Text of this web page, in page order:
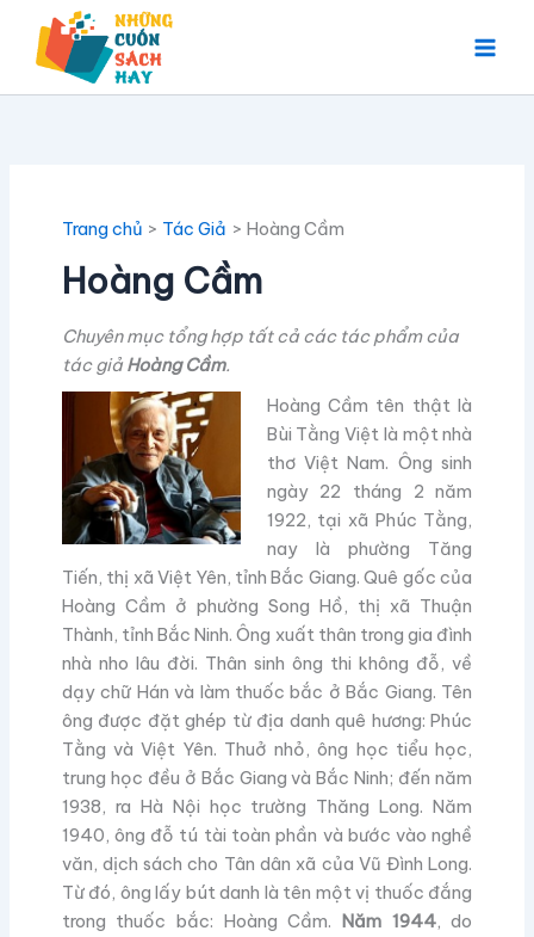
dung
Trang chủ Tác Giả Hoàng Cầm
Hoàng Cầm
Chuyên mục tổng hợp tất cả các tác phẩm của
tác giả Hoàng Cầm.
Hoàng Cầm tên thật là
Bùi Tằng Việt là một nhà
thơ Việt Nam. Ông sinh
ngày 22 tháng 2 năm
1922, tại xã Phúc Tằng,
nay là phường Tăng
Tiến, thị xã Việt Yên, tỉnh Bắc Giang. Quê gốc của
Hoàng Cầm ở phường Song Hồ, thị xã Thuận
Thành, tỉnh Bắc Ninh. Ông xuất thân trong gia đình
nhà nho lâu đời. Thân sinh ông thi không đỗ, về
dạy chữ Hán và làm thuốc bắc ở Bắc Giang. Tên
ông được đặt ghép từ địa danh quê hương: Phúc
Tằng và Việt Yên. Thuở nhỏ, ông học tiểu học,
trung học đều ở Bắc Giang và Bắc Ninh; đến năm
1938, ra Hà Nội học trường Thăng Long. Năm
1940, ông đỗ tú tài toàn phần và bước vào nghề
văn, dịch sách cho Tân dân xã của Vũ Đình Long.
Từ đó, ông lấy bút danh là tên một vị thuốc đắng
trong thuốc bắc: Hoàng Cầm.Năm 1944, do